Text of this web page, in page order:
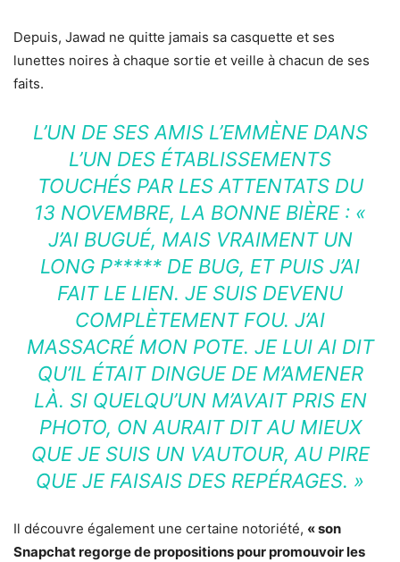
Depuis, Jawad ne quitte jamais sa casquette et ses
lunettes noires à chaque sortie et veille à chacun de ses
faits.
L’UN DE SES AMIS L’EMMÈNE DANS
L’UN DES ÉTABLISSEMENTS
TOUCHÉS PAR LES ATTENTATS DU
13 NOVEMBRE, LA BONNE BIÈRE : «
J’AI BUGUÉ, MAIS VRAIMENT UN
LONG P***** DE BUG, ET PUIS J’AI
FAIT LE LIEN. JE SUIS DEVENU
COMPLÈTEMENT FOU. J’AI
MASSACRÉ MON POTE. JE LUI AI DIT
QU’IL ÉTAIT DINGUE DE M’AMENER
LÀ. SI QUELQU’UN M’AVAIT PRIS EN
PHOTO, ON AURAIT DIT AU MIEUX
QUE JE SUIS UN VAUTOUR, AU PIRE
QUE JE FAISAIS DES REPÉRAGES. »
Il découvre également une certaine notoriété, « son
Snapchat regorge de propositions pour promouvoir les